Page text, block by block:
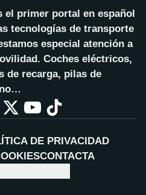
el primer portal en español
tecnologías de transporte
especial atención a
Coches eléctricos,
de recarga, pilas de
DE PRIVACIDAD
CONTACTA